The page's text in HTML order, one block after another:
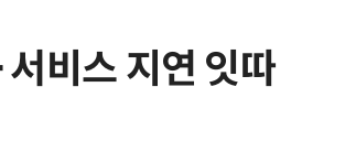
비스 지연 잇따